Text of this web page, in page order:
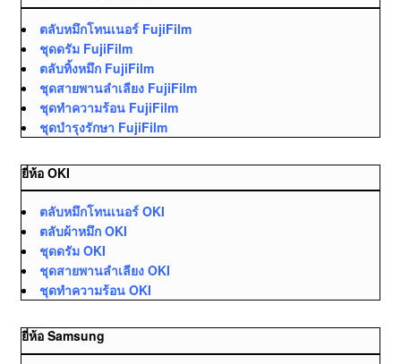
ตลับหมึกโทนเนอร์ FujiFilm
ชุดดรัม FujiFilm
ตลับทิ้งหมึก FujiFilm
ชุดสายพานลำเลียง FujiFilm
ชุดทำความร้อน FujiFilm
ชุดบำรุงรักษา FujiFilm
ยี่ห้อ OKI
ตลับหมึกโทนเนอร์ OKI
ตลับผ้าหมึก OKI
ชุดดรัม OKI
ชุดสายพานลำเลียง OKI
ชุดทำความร้อน OKI
ยี่ห้อ Samsung